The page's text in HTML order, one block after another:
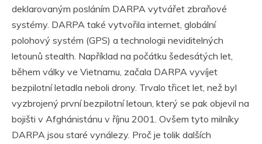
deklarovaným posláním DARPA vytvářet zbraňové
systémy. DARPA také vytvořila internet, globální
polohový systém (GPS) a technologii neviditelných
letounů stealth. Například na počátku šedesátých let,
během války ve Vietnamu, začala DARPA vyvíjet
bezpilotní letadla neboli drony. Trvalo třicet let, než byl
vyzbrojený první bezpilotní letoun, který se pak objevil na
bojišti v Afghánistánu v říjnu 2001. Ovšem tyto milníky
DARPA jsou staré vynálezy. Proč je tolik dalších